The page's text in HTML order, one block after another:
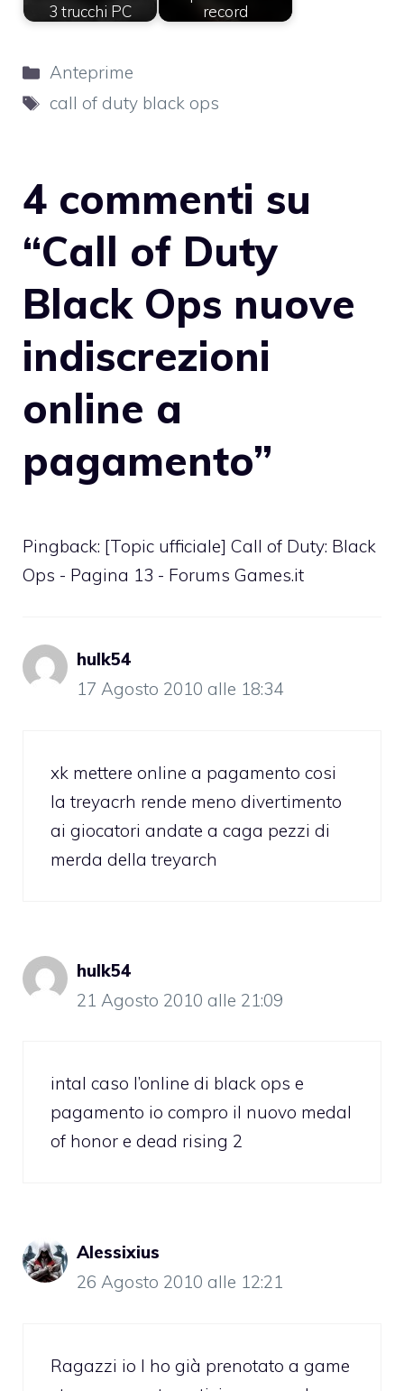
3 trucchi PC
record
Categorie
Anteprime
Tag
call of duty black ops
4 commenti su
“Call of Duty
Black Ops nuove
indiscrezioni
online a
pagamento”
Pingback: [Topic ufficiale] Call of Duty: Black
Ops - Pagina 13 - Forums Games.it
hulk54
17 Agosto 2010 alle 18:34
xk mettere online a pagamento cosi
la treyacrh rende meno divertimento
ai giocatori andate a caga pezzi di
merda della treyarch
hulk54
21 Agosto 2010 alle 21:09
intal caso l’online di black ops e
pagamento io compro il nuovo medal
of honor e dead rising 2
Alessixius
26 Agosto 2010 alle 12:21
Ragazzi io l ho già prenotato a game